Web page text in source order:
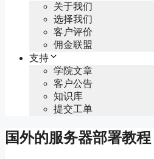
关于我们
选择我们
客户评价
佣金联盟
支持
学院文章
客户公告
知识库
提交工单
国外的服务器部署教